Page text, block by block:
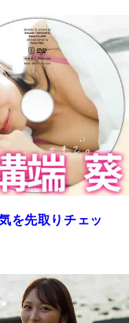
を先取りチェッ